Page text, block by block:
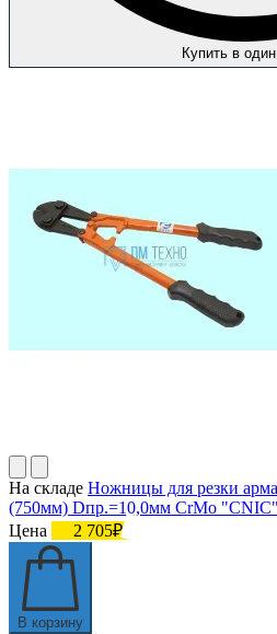
Купить в
На складе Ножницы для резки
(750мм) Dпр.=10,0мм CrMo
Цена
2 705₽
В корзину